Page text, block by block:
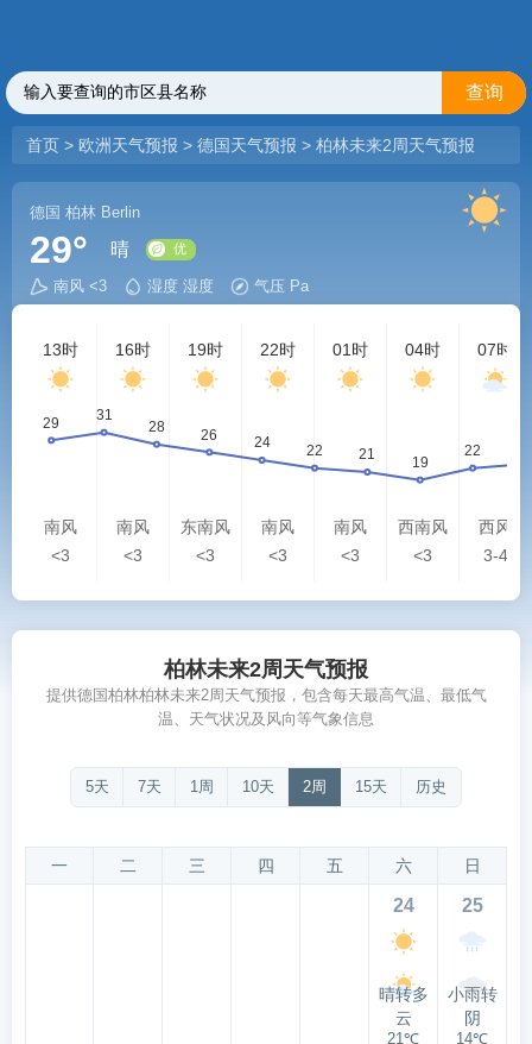
查询
首页 > 欧洲天气预报 > 德国天气预报 > 柏林未来2周天气预报
德国 柏林 Berlin
29° 晴
南风 <3 湿度 湿度 气压 Pa
13时
南风
<3
16时
南风
<3
19时
东南风
<3
22时
南风
<3
01时
南风
<3
04时
西南风
<3
07时
西风
3-4
柏林未来2周天气预报
提供德国柏林柏林未来2周天气预报，包含每天最高气温、最低气
温、天气状况及风向等气象信息
5天 7天 1周 10天 2周 15天 历史
一 二 三 四 五 六 日
24
晴转多
云
21℃
25
小雨转
阴
14℃